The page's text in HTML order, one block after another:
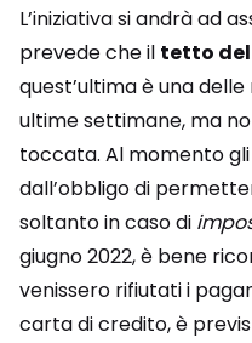
L’iniziativa si andrà ad
prevede che il tetto del
quest’ultima è una
ultime settimane, ma
toccata. Al momento
dall’obbligo di
soltanto in caso di
giugno 2022, è bene
venissero rifiutati i
carta di credito, è